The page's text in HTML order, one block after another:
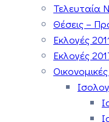
Τελευταία
Θέσεις –
Εκλογές
Εκλογές